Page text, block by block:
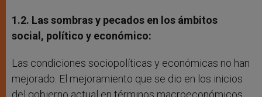
1.2. Las sombras y pecados en los ámbitos
social, político y económico:
Las condiciones sociopolíticas y económicas no han
mejorado. El mejoramiento que se dio en los inicios
del gobierno actual en términos macroeconómicos,